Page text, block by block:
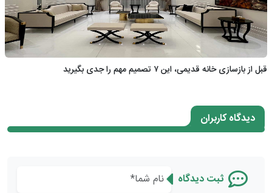
قبل از بازسازی خانه قدیمی، این ۷ تصمیم مهم را جدی بگیرید
دیدگاه کاربران
ثبت دیدگاه